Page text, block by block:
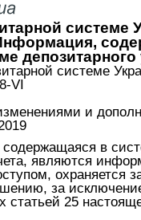
системе
депозитарного
системе
VI
и
в
являются
охраняется
за
статьей 25